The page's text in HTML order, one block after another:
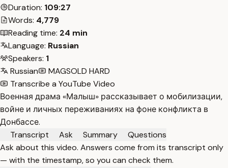
Duration: 109:27
Words: 4,779
Reading time: 24 min
Language: Russian
Speakers: 1
Russian
MAGSOLD HARD
Transcribe a YouTube Video
Военная драма «Малыш» рассказывает о мобилизации,
войне и личных переживаниях на фоне конфликта в
Донбассе.
Transcript
Ask Summary
Questions
Ask about this video. Answers come from its transcript only
— with the timestamp, so you can check them.